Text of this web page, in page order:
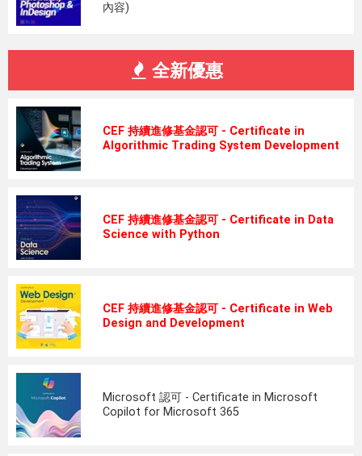
內容)
全新優惠
CEF 持續進修基金認可 - Certificate in
Algorithmic Trading System Development
CEF 持續進修基金認可 - Certificate in Data
Science with Python
CEF 持續進修基金認可 - Certificate in Web
Design and Development
Microsoft 認可 - Certificate in Microsoft
Copilot for Microsoft 365